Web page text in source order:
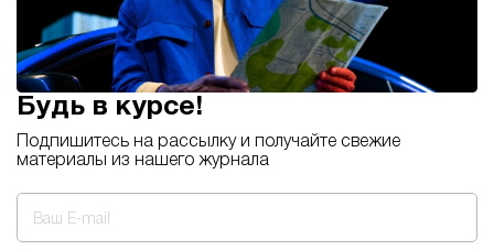
Будь в курсе!
Подпишитесь на рассылку и получайте свежие
материалы из нашего журнала
Ваш E-mail